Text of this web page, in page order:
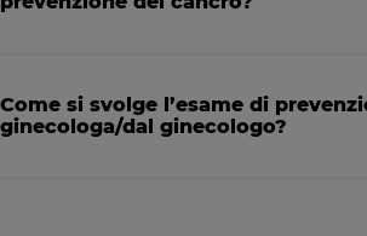
Come si svolge l’esame di
ginecologa/dal ginecologo?